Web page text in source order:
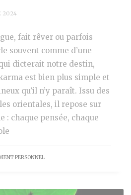
2024
fait rêver ou parfois
souvent comme d’une
dicterait notre destin,
est bien plus simple et
qu’il n’y paraît. Issu des
orientales, il repose sur
: chaque pensée, chaque
PERSONNEL